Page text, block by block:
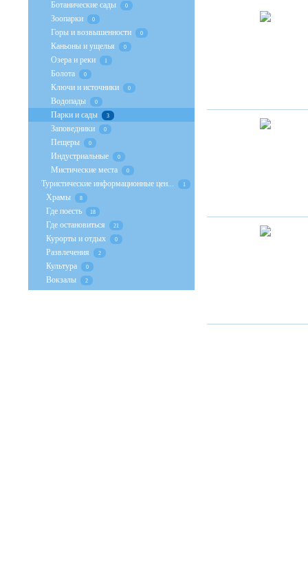
Ботанические сады 0
Зоопарки 0
Горы и возвышенности 0
Каньоны и ущелья 0
Озера и реки 1
Болота 0
Ключи и источники 0
Водопады 0
Парки и сады 3
Заповедники 0
Пещеры 0
Индустриальные 0
Мистические места 0
Туристические информационные цен... 1
Храмы 8
Где поесть 18
Где остановиться 21
Курорты и отдых 0
Развлечения 2
Культура 0
Вокзалы 2